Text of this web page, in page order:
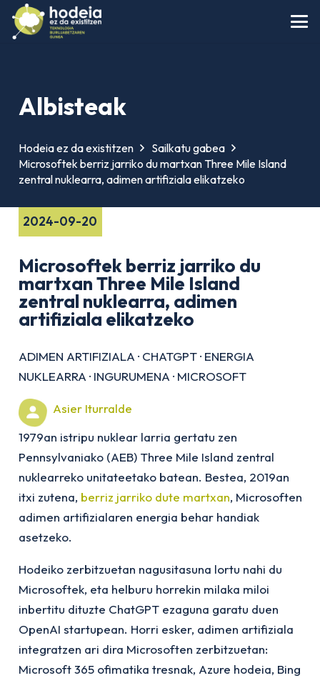
Albisteak
Hodeia ez da existitzen
Sailkatu gabea
Microsoftek berriz jarriko du martxan Three Mile Island
zentral nuklearra, adimen artifiziala elikatzeko
2024-09-20
Microsoftek berriz jarriko du
martxan Three Mile Island
zentral nuklearra, adimen
artifiziala elikatzeko
ADIMEN ARTIFIZIALA · CHATGPT· ENERGIA
NUKLEARRA · INGURUMENA · MICROSOFT
Asier Iturralde
1979an istripu nuklear larria gertatu zen
Pennsylvaniako (AEB) Three Mile Island zentral
nuklearreko unitateetako batean. Bestea, 2019an
itxi zutena, berriz jarriko dute martxan, Microsoften
adimen artifizialaren energia behar handiak
asetzeko.
Hodeiko zerbitzuetan nagusitasuna lortu nahi du
Microsoftek, eta helburu horrekin milaka miloi
inbertitu dituzte ChatGPT ezaguna garatu duen
OpenAI startupean. Horri esker, adimen artifiziala
integratzen ari dira Microsoften zerbitzuetan:
Microsoft 365 ofimatika tresnak, Azure hodeia, Bing